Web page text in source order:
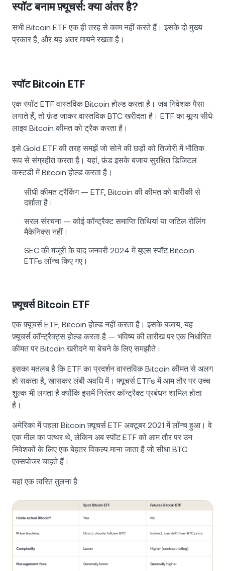
स्पॉट बनाम फ़्यूचर्स: क्या अंतर है?
सभी Bitcoin ETF एक ही तरह से काम नहीं करते हैं। इसके दो मुख्य
प्रकार हैं, और यह अंतर मायने रखता है।
स्पॉट Bitcoin ETF
एक स्पॉट ETF वास्तविक Bitcoin होल्ड करता है। जब निवेशक पैसा
लगाते हैं, तो फ़ंड जाकर वास्तविक BTC खरीदता है। ETF का मूल्य सीधे
लाइव Bitcoin कीमत को ट्रैक करता है।
इसे Gold ETF की तरह समझें जो सोने की छड़ों को तिजोरी में भौतिक
रूप से संग्रहीत करता है। यहां, फ़ंड इसके बजाय सुरक्षित डिजिटल
कस्टडी में Bitcoin होल्ड करता है।
सीधी कीमत ट्रैकिंग — ETF, Bitcoin की कीमत को बारीकी से
दर्शाता है।
सरल संरचना — कोई कॉन्ट्रैक्ट समाप्ति तिथियां या जटिल रोलिंग
मैकेनिक्स नहीं।
SEC की मंजूरी के बाद जनवरी 2024 में यूएस स्पॉट Bitcoin
ETFs लॉन्च किए गए।
फ़्यूचर्स Bitcoin ETF
एक फ़्यूचर्स ETF, Bitcoin होल्ड नहीं करता है। इसके बजाय, यह
फ़्यूचर्स कॉन्ट्रैक्ट्स होल्ड करता है — भविष्य की तारीख पर एक निर्धारित
कीमत पर Bitcoin खरीदने या बेचने के लिए समझौते।
इसका मतलब है कि ETF का प्रदर्शन वास्तविक Bitcoin कीमत से अलग
हो सकता है, खासकर लंबी अवधि में। फ़्यूचर्स ETFs में आम तौर पर उच्च
शुल्क भी लगता है क्योंकि इसमें निरंतर कॉन्ट्रैक्ट प्रबंधन शामिल होता
है।
अमेरिका में पहला Bitcoin फ़्यूचर्स ETF अक्टूबर 2021 में लॉन्च हुआ। वे
एक मील का पत्थर थे, लेकिन अब स्पॉट ETF को आम तौर पर उन
निवेशकों के लिए एक बेहतर विकल्प माना जाता है जो सीधा BTC
एक्सपोजर चाहते हैं।
यहां एक त्वरित तुलना है: